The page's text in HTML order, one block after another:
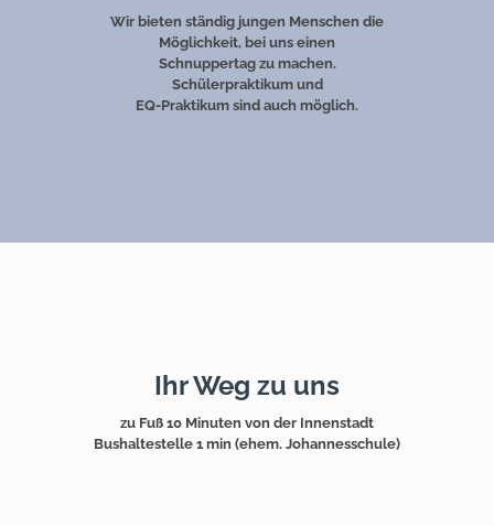
Wir bieten ständig jungen Menschen die
Möglichkeit, bei uns einen
Schnuppertag zu machen.
Schülerpraktikum und
EQ-Praktikum sind auch möglich.
Ihr Weg zu uns
zu Fuß 10 Minuten von der Innenstadt
Bushaltestelle 1 min (ehem. Johannesschule)